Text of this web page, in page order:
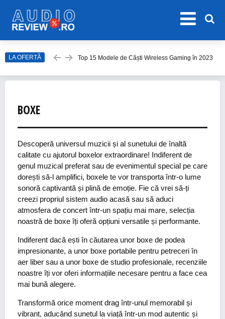
LA OFERTĂ Top 15 Modele de Căști Wireless Gaming în 2023
BOXE
Descoperă universul muzicii și al sunetului de înaltă
calitate cu ajutorul boxelor extraordinare! Indiferent de
genul muzical preferat sau de evenimentul special pe care
dorești să-l amplifici, boxele te vor transporta într-o lume
sonoră captivantă și plină de emoție. Fie că vrei să-ți
creezi propriul sistem audio acasă sau să aduci
atmosfera de concert într-un spațiu mai mare, selecția
noastră de boxe îți oferă opțiuni versatile și performante.
Indiferent dacă ești în căutarea unor boxe de podea
impresionante, a unor boxe portabile pentru petreceri în
aer liber sau a unor boxe de studio profesionale, recenziile
noastre îți vor oferi informațiile necesare pentru a face cea
mai bună alegere.
Transformă orice moment drag într-unul memorabil și
vibrant, aducând sunetul la viață într-un mod autentic și